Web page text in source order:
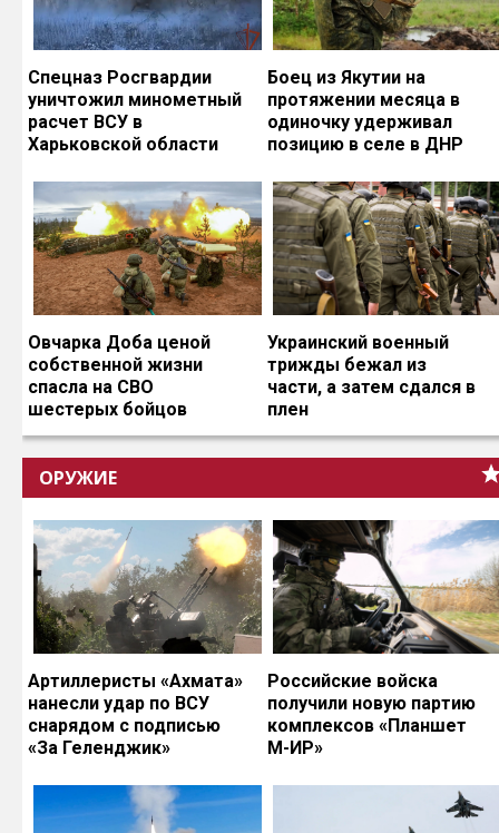
Спецназ Росгвардии
уничтожил минометный
расчет ВСУ в
Харьковской области
Боец из Якутии на
протяжении месяца в
одиночку удерживал
позицию в селе в ДНР
Овчарка Доба ценой
собственной жизни
спасла на СВО
шестерых бойцов
Украинский военный
трижды бежал из
части, а затем сдался в
плен
ОРУЖИЕ
Артиллеристы «Ахмата»
нанесли удар по ВСУ
снарядом с подписью
«За Геленджик»
Российские войска
получили новую партию
комплексов «Планшет
М-ИР»